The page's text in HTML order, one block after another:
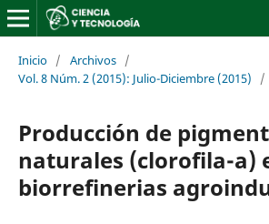
Inicio / Archivos /
Vol. 8 Núm. 2 (2015): Julio-Diciembre (2015)
/
Producción de
naturales (clorofila-a)
biorrefinerias